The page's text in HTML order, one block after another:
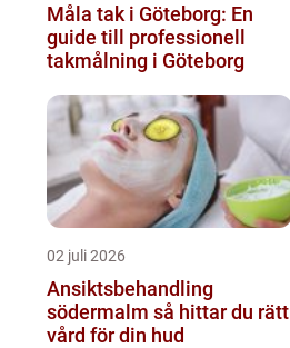
Måla tak i Göteborg: En
guide till professionell
takmålning i Göteborg
02 juli 2026
Ansiktsbehandling
södermalm så hittar du rätt
vård för din hud